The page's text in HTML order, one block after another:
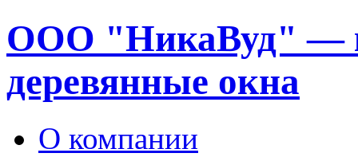
ООО "НикаВуд" —
деревянные окна
О компании